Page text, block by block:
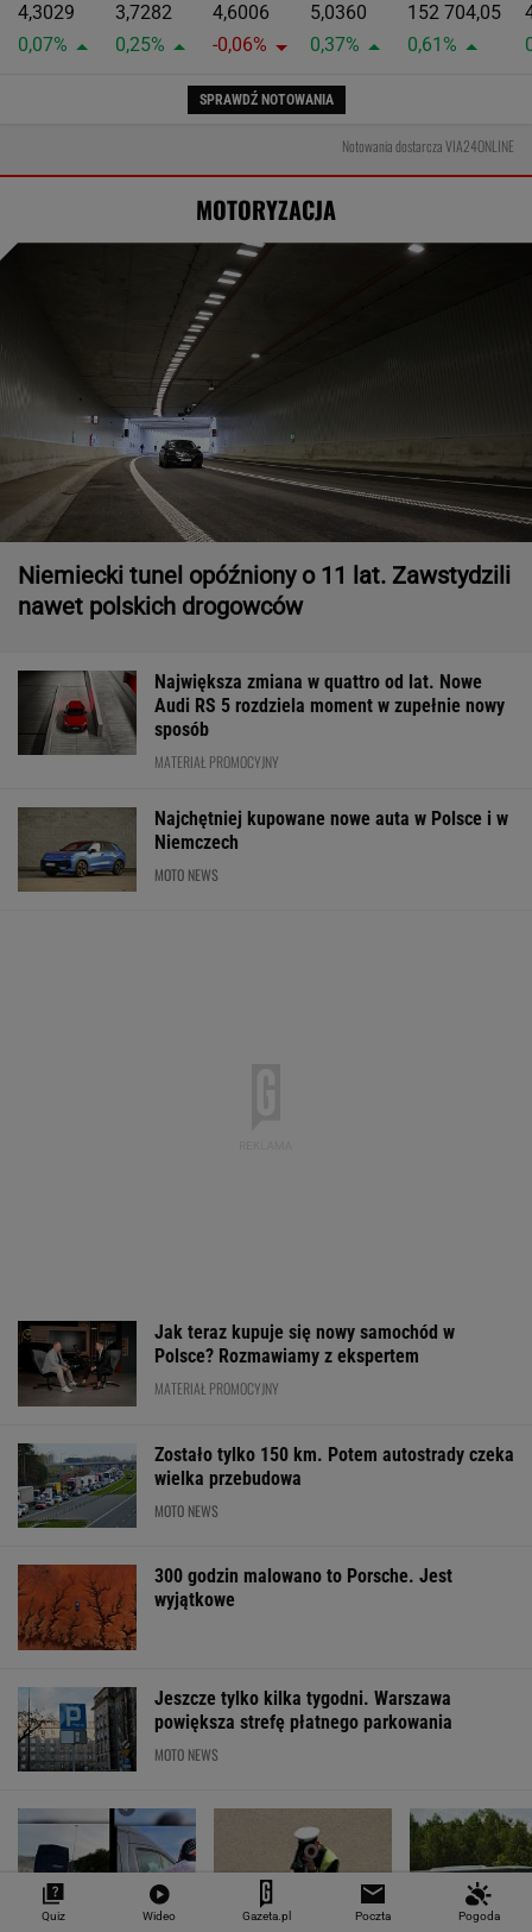
4,3029
0,07%
3,7282
0,25%
4,6006
-0,06%
5,0360
0,37%
152 704,05
0,61%
SPRAWDŹ NOTOWANIA
Notowania dostarcza VIA24ONLINE
MOTORYZACJA
Niemiecki tunel opóźniony o 11 lat. Zawstydzili
nawet polskich drogowców
Największa zmiana w quattro od lat. Nowe
Audi RS 5 rozdziela moment w zupełnie nowy
sposób
MATERIAŁ PROMOCYJNY
Najchętniej kupowane nowe auta w Polsce i w
Niemczech
MOTO NEWS
Jak teraz kupuje się nowy samochód w
Polsce? Rozmawiamy z ekspertem
MATERIAŁ PROMOCYJNY
Zostało tylko 150 km. Potem autostrady czeka
wielka przebudowa
MOTO NEWS
300 godzin malowano to Porsche. Jest
wyjątkowe
Jeszcze tylko kilka tygodni. Warszawa
powiększa strefę płatnego parkowania
MOTO NEWS
Quiz Wideo Gazeta.pl Poczta Pogoda